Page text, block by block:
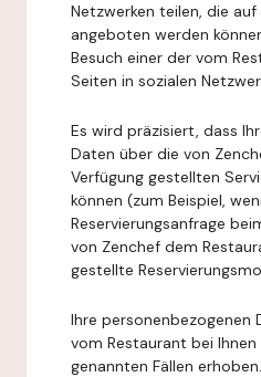
Netzwerken teilen, die
angeboten werden
Besuch einer der vom
Seiten in sozialen
Es wird präzisiert, dass
Daten über die von
Verfügung gestellten
können (zum Beispiel,
Reservierungsanfrage
von Zenchef dem
gestellte
Ihre personenbezogenen
vom Restaurant bei
genannten Fällen erhoben.